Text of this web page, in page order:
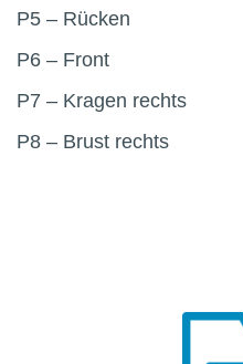
P5 – Rücken
P6 – Front
P7 – Kragen rechts
P8 – Brust rechts